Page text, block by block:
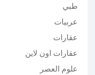
طبي
عربيات
عقارات
عقارات اون لاين
علوم العصر